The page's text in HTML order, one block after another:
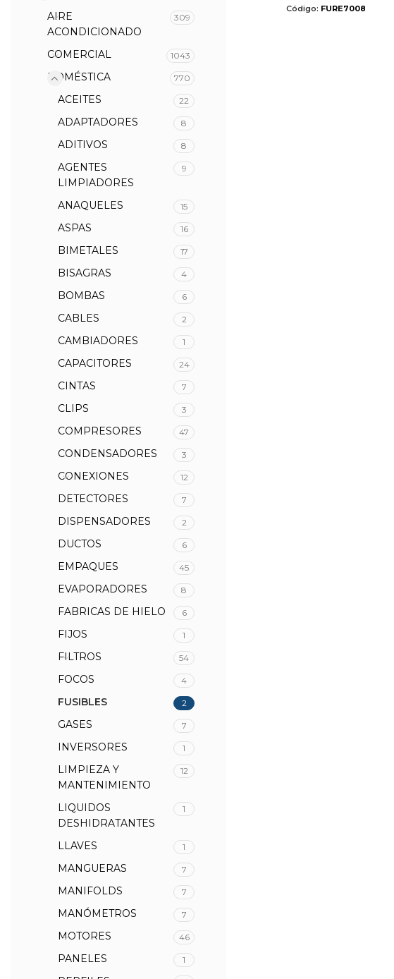
AIRE
ACONDICIONADO
309
COMERCIAL 1043
DOMÉSTICA 770
ACEITES 22
ADAPTADORES 8
ADITIVOS 8
AGENTES
LIMPIADORES
9
ANAQUELES 15
ASPAS 16
BIMETALES 17
BISAGRAS 4
BOMBAS 6
CABLES 2
CAMBIADORES 1
CAPACITORES 24
CINTAS 7
CLIPS 3
COMPRESORES 47
CONDENSADORES 3
CONEXIONES 12
DETECTORES 7
DISPENSADORES 2
DUCTOS 6
EMPAQUES 45
EVAPORADORES 8
FABRICAS DE HIELO 6
FIJOS 1
FILTROS 54
FOCOS 4
FUSIBLES 2
GASES 7
INVERSORES 1
LIMPIEZA Y
MANTENIMIENTO
12
LIQUIDOS
DESHIDRATANTES
1
LLAVES 1
MANGUERAS 7
MANIFOLDS 7
MANÓMETROS 7
MOTORES 46
PANELES 1
Código: FURE7008